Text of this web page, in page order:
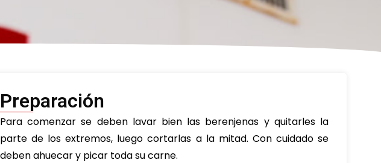
Preparación
Para comenzar se deben lavar bien las berenjenas y quitarles la
parte de los extremos, luego cortarlas a la mitad. Con cuidado se
deben ahuecar y picar toda su carne.